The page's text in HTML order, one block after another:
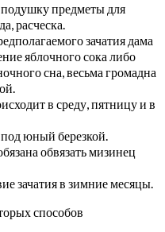
предметы для
расческа.
зачатия дама
яблочного сока либо
сна, весьма громадна
в среду, пятницу и в
юный березкой.
обвязать мизинец
зачатия в зимние месяцы.
способов